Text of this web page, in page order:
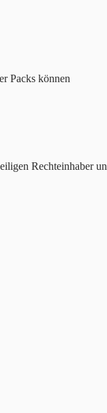
Packs können
Rechteinhaber